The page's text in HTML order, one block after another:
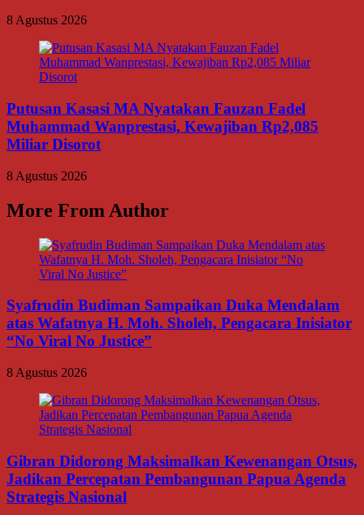
8 Agustus 2026
Putusan Kasasi MA Nyatakan Fauzan Fadel
Muhammad Wanprestasi, Kewajiban Rp2,085
Miliar Disorot
8 Agustus 2026
More From Author
Syafrudin Budiman Sampaikan Duka Mendalam
atas Wafatnya H. Moh. Sholeh, Pengacara Inisiator
“No Viral No Justice”
8 Agustus 2026
Gibran Didorong Maksimalkan Kewenangan Otsus,
Jadikan Percepatan Pembangunan Papua Agenda
Strategis Nasional